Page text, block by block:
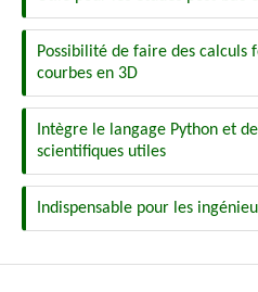
Possibilité de faire des calculs
courbes en 3D
Intègre le langage Python et
scientifiques utiles
Indispensable pour les